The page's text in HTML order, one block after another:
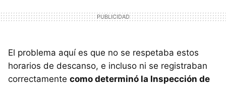
El problema aquí es que no se respetaba estos
horarios de descanso, e incluso ni se registraban
correctamente como determinó la Inspección de